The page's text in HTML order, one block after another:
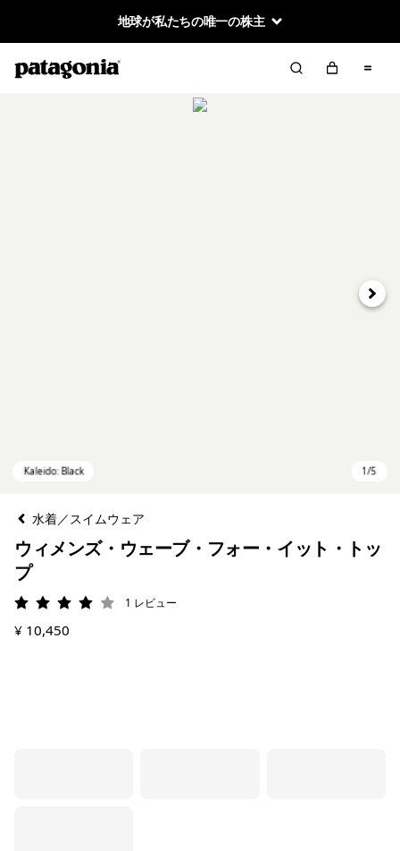
地球が私たちの唯一の株主
次へ
水着／スイムウェア
ウィメンズ・ウェーブ・フォー・イット・トッ
プ
評価: 4 / 5 1 レビュー
¥ 10,450